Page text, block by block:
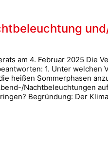
am 4. Februar 2025 Die
1. Unter welchen
heißen Sommerphasen
Nachtbeleuchtungen
Begründung: Der